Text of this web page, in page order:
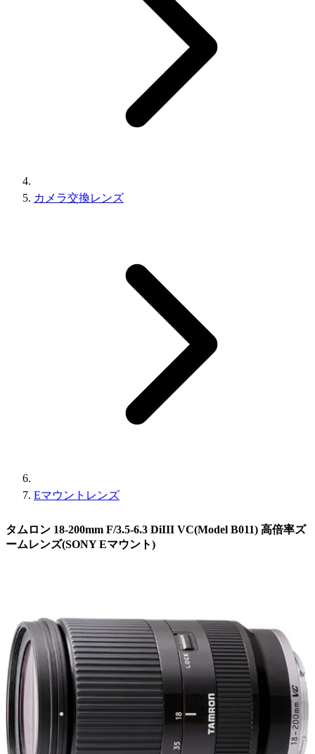
カメラ交換レンズ
Eマウントレンズ
タムロン 18-200mm F/3.5-6.3 DiIII VC(Model B011) 高倍率ズ
ームレンズ(SONY Eマウント)